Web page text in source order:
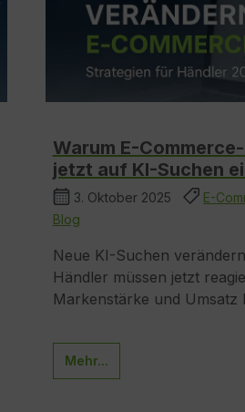
Warum E-
jetzt auf KI-Suchen
3. Oktober 2025 E-
Blog
Neue KI-Suchen
Händler müssen jetzt
Markenstärke und Umsatz
Mehr...